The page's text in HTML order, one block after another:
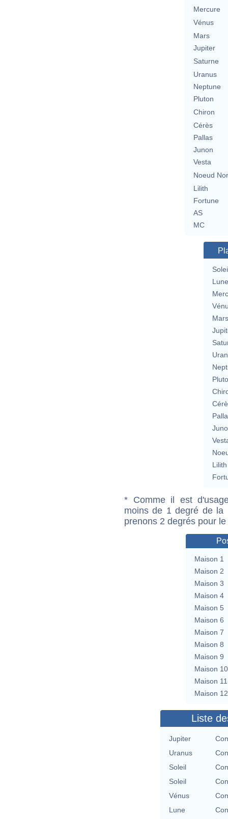
Mercure
Vénus
Mars
Jupiter
Saturne
Uranus
Neptune
Pluton
Chiron
Cérès
Pallas
Junon
Vesta
Noeud
Lilith
Fortune
AS
MC
Lune
Mars
Lilith
* Comme il est
moins de 1 degré de la
prenons 2 degrés pour
Maison 1
Maison 2
Maison 3
Maison 4
Maison 5
Maison 6
Maison 7
Maison 8
Maison 9
Maison 10
Maison 11
Maison 12
Liste
Jupiter
Uranus
Soleil
Soleil
Vénus
Lune